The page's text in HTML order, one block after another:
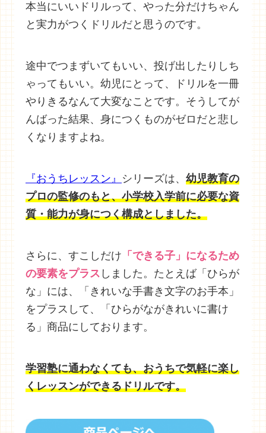
本当にいいドリルって、やった分だけちゃん
と実力がつくドリルだと思うのです。
途中でつまずいてもいい、投げ出したりしち
ゃってもいい。幼児にとって、ドリルを一冊
やりきるなんて大変なことです。そうしてが
んばった結果、身につくものがゼロだと悲し
くなりますよね。
『おうちレッスン』 シリーズは、 幼児教育の
プロの監修のもと、小学校入学前に必要な資
質・能力が身につく構成としました。
さらに、すこしだけ 「できる子」になるため
の要素をプラス しました。たとえば「ひらが
な」には、「きれいな手書き文字のお手本」
をプラスして、「ひらがながきれいに書け
る」商品にしております。
学習塾に通わなくても、おうちで気軽に楽し
くレッスンができるドリルです。